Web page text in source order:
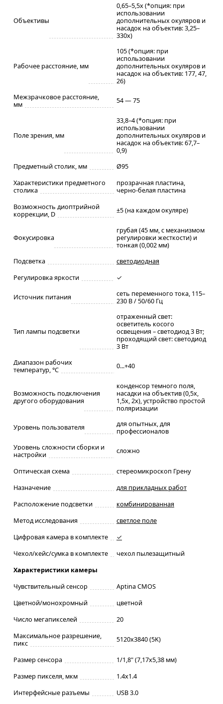
Объективы
0,65–5,5х (*опция: при
использовании
дополнительных окуляров и
насадок на объектив: 3,25–
330х)
Рабочее расстояние, мм
105 (*опция: при
использовании
дополнительных окуляров и
насадок на объектив: 177, 47,
26)
Межзрачковое расстояние,
мм
54 — 75
Поле зрения, мм
33,8–4 (*опция: при
использовании
дополнительных окуляров и
насадок на объектив: 67,7–
0,9)
Предметный столик, мм
Ø95
Характеристики предметного
столика
прозрачная пластина,
черно-белая пластина
Возможность диоптрийной
коррекции, D
±5 (на каждом окуляре)
Фокусировка
грубая (45 мм, с механизмом
регулировки жесткости) и
тонкая (0,002 мм)
Подсветка
светодиодная
Регулировка яркости
✓
Источник питания
сеть переменного тока, 115–
230 В / 50/60 Гц
Тип лампы подсветки
отраженный свет:
осветитель косого
освещения – светодиод 3 Вт;
проходящий свет: светодиод
3 Вт
Диапазон рабочих
температур, °С
0...+40
Возможность подключения
другого оборудования
конденсор темного поля,
насадки на объектив (0,5х,
1,5х, 2х), устройство простой
поляризации
Уровень пользователя
для опытных, для
профессионалов
Уровень сложности сборки и
настройки
сложно
Оптическая схема
стереомикроскоп Грену
Назначение
для прикладных работ
Расположение подсветки
комбинированная
Метод исследования
светлое поле
Цифровая камера в комплекте
✓
Чехол/кейс/сумка в комплекте
чехол пылезащитный
Характеристики камеры
Чувствительный сенсор
Aptina CMOS
Цветной/монохромный
цветной
Число мегапикселей
20
Максимальное разрешение,
пикс
5120x3840 (5K)
Размер сенсора
1/1,8" (7,17x5,38 мм)
Размер пикселя, мкм
1.4x1.4
Интерфейсные разъемы
USB 3.0